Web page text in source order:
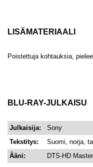
LISÄMATERIAALI
Poistettuja kohtauksia,
BLU-RAY-JULKAISU
Julkaisija:
Sony
Tekstitys:
Suomi, norja,
Ääni:
DTS-HD